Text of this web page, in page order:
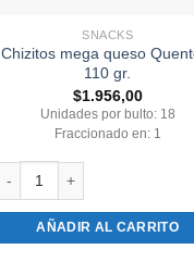
SNACKS
Chizitos mega queso
110 gr.
$1.956,00
Unidades por bulto: 18
Fraccionado en: 1
Chizitos mega queso
AÑADIR AL CARRITO